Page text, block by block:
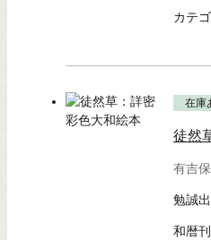
カテ
在庫
徒然
有吉
勉誠
和暦